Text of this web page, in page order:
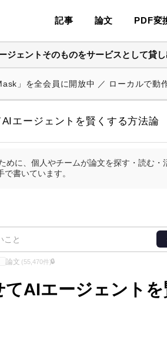
記事 論文 PDF変
ジェントそのものをサービスとして貸
」を全会員に開放中 ／ ローカルで動
エージェントを賢くする方法論
めに、個人やチームが論文を探す・読む・
書いています。
論文 (55,470件)🔒
AIエージェント